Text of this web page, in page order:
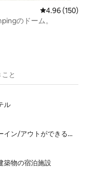
レビュー150
4.96 (150)
のドーム。
と
ル
スキーイン/アウトができる宿泊先
築物の宿泊施設